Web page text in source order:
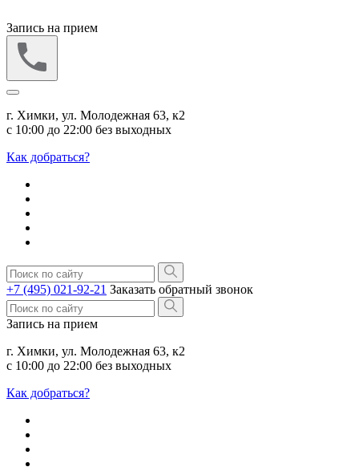
Запись на прием
г. Химки, ул. Молодежная 63, к2
с 10:00 до 22:00 без выходных
Как добраться?
+7 (495) 021-92-21 Заказать обратный звонок
Запись на прием
г. Химки, ул. Молодежная 63, к2
с 10:00 до 22:00 без выходных
Как добраться?